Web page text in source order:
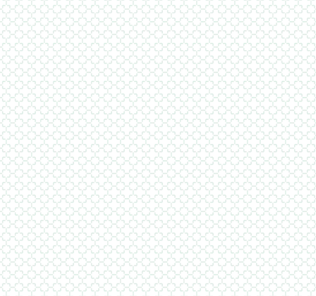
Σε
τον
αυτή
Οι
υλικό
με «Τα
που